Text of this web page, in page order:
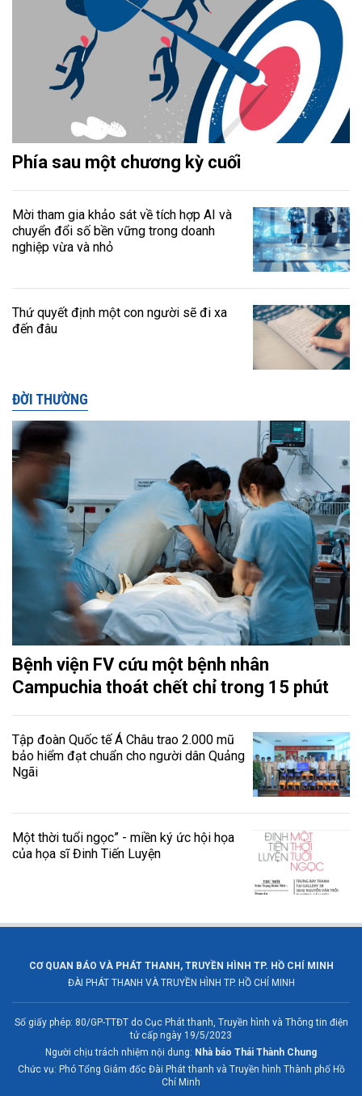
Phía sau một chương kỳ cuối
Mời tham gia khảo sát về tích hợp AI và
chuyển đổi số bền vững trong doanh
nghiệp vừa và nhỏ
Thứ quyết định một con người sẽ đi xa
đến đâu
ĐỜI THƯỜNG
Bệnh viện FV cứu một bệnh nhân
Campuchia thoát chết chỉ trong 15 phút
Tập đoàn Quốc tế Á Châu trao 2.000 mũ
bảo hiểm đạt chuẩn cho người dân Quảng
Ngãi
Một thời tuổi ngọc” - miền ký ức hội họa
của họa sĩ Đinh Tiến Luyện
CƠ QUAN BÁO VÀ PHÁT THANH, TRUYỀN HÌNH TP. HỒ CHÍ MINH
ĐÀI PHÁT THANH VÀ TRUYỀN HÌNH TP. HỒ CHÍ MINH
Số giấy phép: 80/GP-TTĐT do Cục Phát thanh, Truyền hình và Thông tin điện
tử cấp ngày 19/5/2023
Người chịu trách nhiệm nội dung: Nhà báo Thái Thành Chung
Chức vụ: Phó Tổng Giám đốc Đài Phát thanh và Truyền hình Thành phố Hồ
Chí Minh